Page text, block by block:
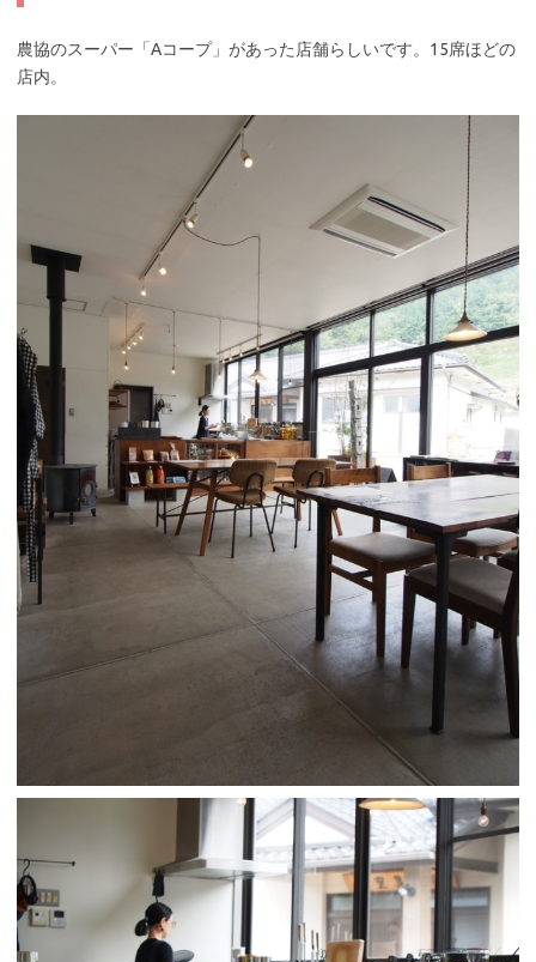
農協のスーパー「Aコープ」があった店舗らしいです。15席ほどの
店内。